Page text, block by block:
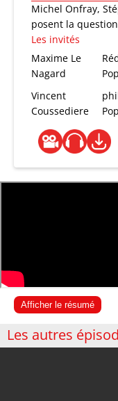
Michel Onfray,
posent la
Les invités
Maxime Le
Nagard
Vincent
Coussediere
Afficher le résumé
Les autres